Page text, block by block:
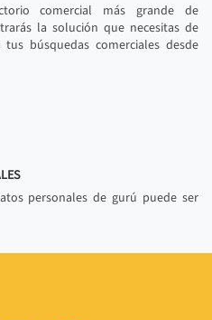
comercial más grande de
la solución que necesitas de
búsquedas comerciales desde
personales de gurú puede ser